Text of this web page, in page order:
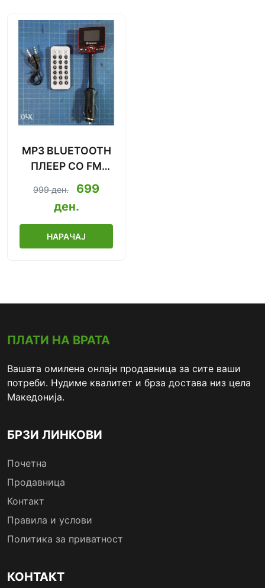
MP3 BLUETOOTH
ПЛЕЕР СО FM
МОДУЛАТОР ЗА
АВТОМОБИЛ (8-
ВО-1)
999 ден.
699
ден.
НАРАЧАЈ
ПЛАТИ НА ВРАТА
Вашата омилена онлајн продавница за сите ваши
потреби. Нудиме квалитет и брза достава низ цела
Македонија.
БРЗИ ЛИНКОВИ
Почетна
Продавница
Контакт
Правила и услови
Политика за приватност
КОНТАКТ